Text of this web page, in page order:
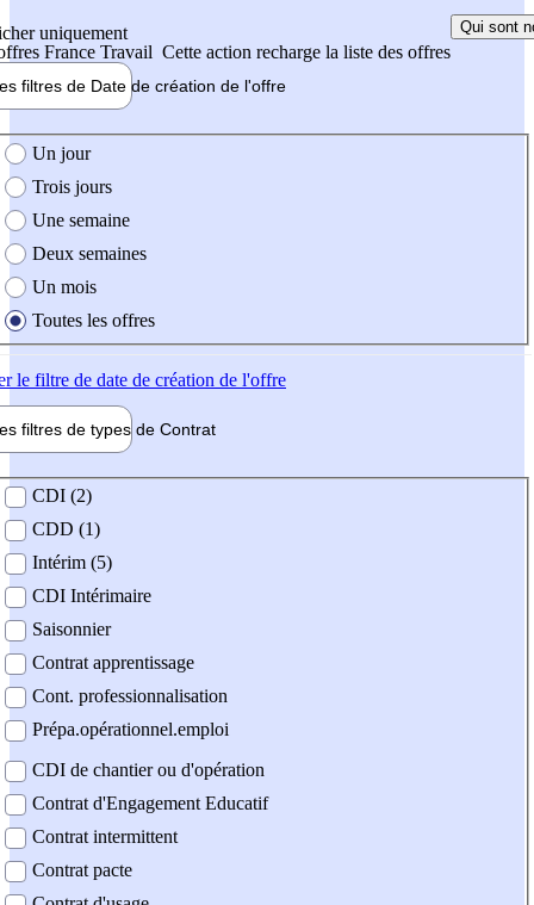
uniquement
France Travail Cette action recharge la liste des offres
Qui sont
filtres de Date de création de l'offre
création de l'offre
Un jour
Trois jours
Une semaine
Deux semaines
Un mois
Toutes les offres
le filtre de date de création de l'offre
filtres de types de Contrat
contrat
CDI (2)
CDD (1)
Intérim (5)
CDI Intérimaire
Saisonnier
Contrat apprentissage
Cont. professionnalisation
Prépa.opérationnel.emploi
CDI de chantier ou d'opération
Contrat d'Engagement Educatif
Contrat intermittent
Contrat pacte